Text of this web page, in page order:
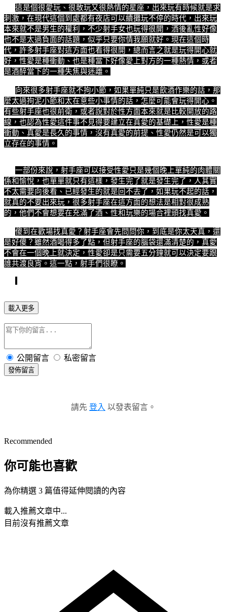
這是個很愛玩、很敢玩又很熱情的星座，出來玩有時候就是求
刺激，在現代這個到處都有夜店可以續攤玩不停的時代，出來玩
本來就不是男生的權利，不少射手女也玩得很開，酒後亂性好像
也不是太過負面的話題，似乎只要你情我願就好。現在這個時
代，許多射手座對這方面也看得很開，總而言之就是玩得開心就
好，性愛是種衝動、也是種當下好像愛上對方的一種熱情，或者
是酒醉當下的一種失焦與迷離。
向來很多射手座就不拘小節，如果單純只是飲酒作樂的話，那
麼太過拘泥小節和太在意些小事情的話，怎麼可能會玩得開心。
有些射手座也很前衛，或者說對於性方面本來就是比較開放的路
線，也認為性愛這件事不見得要建立在真愛的基礎上，性愛是種
衝動、真愛是長久的事情，沒有真愛的前提、性愛仍然是可以獨
立存在的事情。
一部份來說，射手座可以接受性愛只是幾個晚上單純的肉體關
係和愉悅，也單單就只有這樣，發生完了就是發生完了，人其實
不太需要向後看、已經發生的就是回不去了，如果玩不起的話，
就真的不要出來玩，很多射手座在這方面的想法是相對很成熟
的，他們不會想要在充滿了酒、性和玩樂的場合裡頭找真愛。
傻到在歡場找真愛？射手座會先問問你，到底是你太天真，還
是好傻？雖然酒喝得多了點，但射手座的腦袋還滿清楚的，真愛
不會在一個晚上就決定，性愛卻是只需要五分鐘就可以決定要跟
誰共渡良宵。這一點，射手們很瞭。
載入更多
公開留言 私密留言
發佈留言
請先 登入 以發表留言。
Recommended
你可能也喜歡
為你精選 3 篇值得延伸閱讀的內容
載入推薦文章中...
目前沒有推薦文章